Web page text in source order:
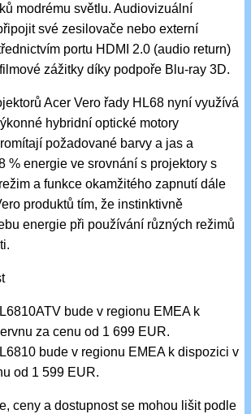
modrému světlu. Audiovizuální
své zesilovače nebo externí
portu HDMI 2.0 (audio return)
zážitky díky podpoře Blu-ray 3D.
Acer Vero řady HL68 nyní využívá
hybridní optické motory
požadované barvy a jas a
% energie ve srovnání s projektory s
a funkce okamžitého zapnutí dále
produktů tím, že instinktivně
energie při používání různých režimů
bude v regionu EMEA k
za cenu od 1 699 EUR.
bude v regionu EMEA k dispozici v
od 1 599 EUR.
ceny a dostupnost se mohou lišit podle